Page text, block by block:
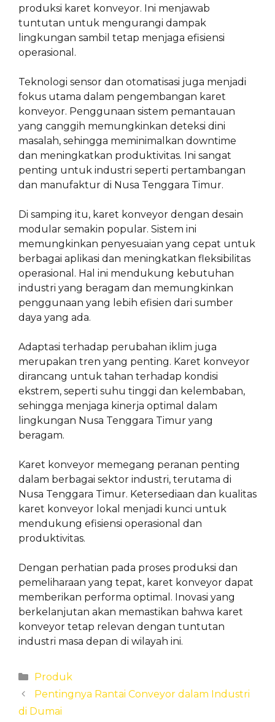
produksi karet konveyor. Ini menjawab
tuntutan untuk mengurangi dampak
lingkungan sambil tetap menjaga efisiensi
operasional.
Teknologi sensor dan otomatisasi juga menjadi
fokus utama dalam pengembangan karet
konveyor. Penggunaan sistem pemantauan
yang canggih memungkinkan deteksi dini
masalah, sehingga meminimalkan downtime
dan meningkatkan produktivitas. Ini sangat
penting untuk industri seperti pertambangan
dan manufaktur di Nusa Tenggara Timur.
Di samping itu, karet konveyor dengan desain
modular semakin popular. Sistem ini
memungkinkan penyesuaian yang cepat untuk
berbagai aplikasi dan meningkatkan fleksibilitas
operasional. Hal ini mendukung kebutuhan
industri yang beragam dan memungkinkan
penggunaan yang lebih efisien dari sumber
daya yang ada.
Adaptasi terhadap perubahan iklim juga
merupakan tren yang penting. Karet konveyor
dirancang untuk tahan terhadap kondisi
ekstrem, seperti suhu tinggi dan kelembaban,
sehingga menjaga kinerja optimal dalam
lingkungan Nusa Tenggara Timur yang
beragam.
Karet konveyor memegang peranan penting
dalam berbagai sektor industri, terutama di
Nusa Tenggara Timur. Ketersediaan dan kualitas
karet konveyor lokal menjadi kunci untuk
mendukung efisiensi operasional dan
produktivitas.
Dengan perhatian pada proses produksi dan
pemeliharaan yang tepat, karet konveyor dapat
memberikan performa optimal. Inovasi yang
berkelanjutan akan memastikan bahwa karet
konveyor tetap relevan dengan tuntutan
industri masa depan di wilayah ini.
Categories
Produk
Pentingnya Rantai Conveyor dalam Industri
di Dumai